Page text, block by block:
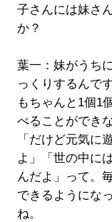
子さんには妹さ
か？
葉一：妹がうち
っくりするんで
もちゃんと1個1
べることができ
「だけど元気に
よ」「世の中に
んだよ」って。
できるようにな
ね。